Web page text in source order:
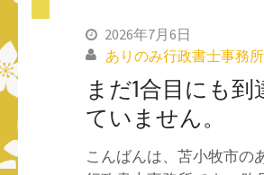
2026年7月6日
ありのみ行政書士事務所
まだ1合目にも到
ていません。
こんばんは、苫小牧市の